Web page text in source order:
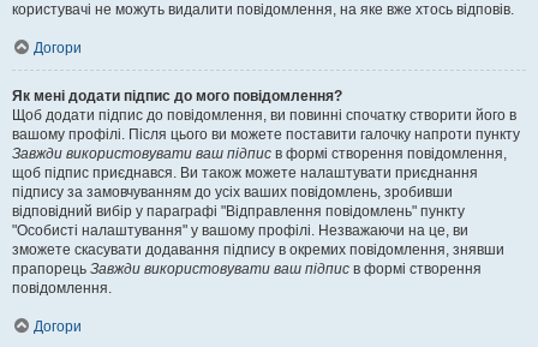
користувачі не можуть видалити повідомлення, на яке вже хтось відповів.
Догори
Як мені додати підпис до мого повідомлення?
Щоб додати підпис до повідомлення, ви повинні спочатку створити його в
вашому профілі. Після цього ви можете поставити галочку напроти пункту
Завжди використовувати ваш підпис в формі створення повідомлення,
щоб підпис приєднався. Ви також можете налаштувати приєднання
підпису за замовчуванням до усіх ваших повідомлень, зробивши
відповідний вибір у параграфі "Відправлення повідомлень" пункту
"Особисті налаштування" у вашому профілі. Незважаючи на це, ви
зможете скасувати додавання підпису в окремих повідомлення, знявши
прапорець Завжди використовувати ваш підпис в формі створення
повідомлення.
Догори